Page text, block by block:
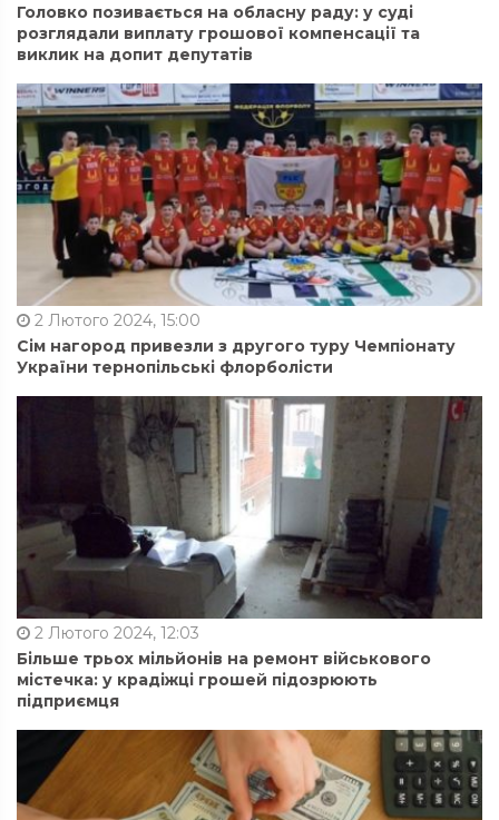
Головко позивається на обласну раду: у суді
розглядали виплату грошової компенсації та
виклик на допит депутатів
2 Лютого 2024, 15:00
Сім нагород привезли з другого туру Чемпіонату
України тернопільські флорболісти
2 Лютого 2024, 12:03
Більше трьох мільйонів на ремонт військового
містечка: у крадіжці грошей підозрюють
підприємця